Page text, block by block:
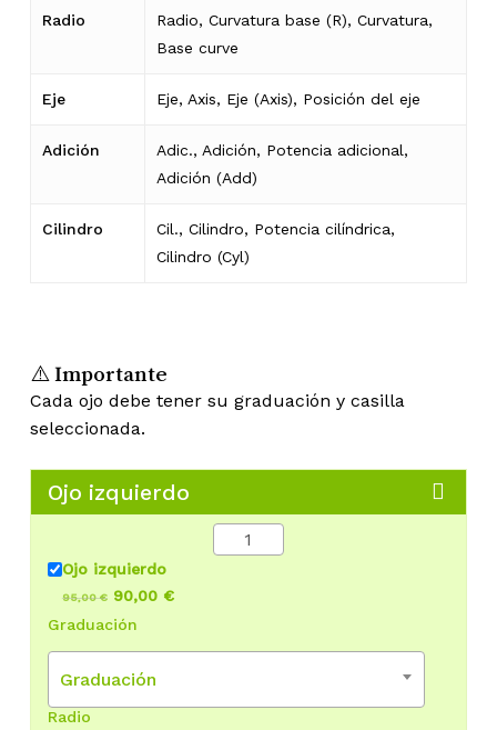
Radio
Radio, Curvatura base (R), Curvatura,
Base curve
Eje Eje, Axis, Eje (Axis), Posición del eje
Adición
Adic., Adición, Potencia adicional,
Adición (Add)
Cilindro
Cil., Cilindro, Potencia cilíndrica,
Cilindro (Cyl)
⚠️ Importante
Cada ojo debe tener su graduación y casilla
seleccionada.
Ojo izquierdo
Ojo izquierdo
95,00 € 90,00 €
Graduación
Graduación
Radio